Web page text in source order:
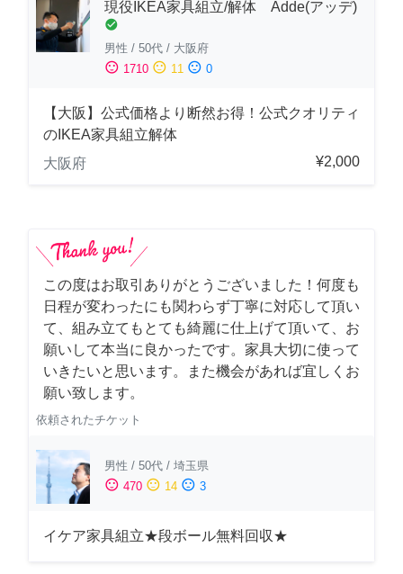
現役IKEA家具組立/解体 Adde(アッデ)
check_circle
男性 / 50代 / 大阪府
sentiment_satisfied 1710 sentiment_neutral 11 sentiment_dissatisfied 0
【大阪】公式価格より断然お得！公式クオリティ
のIKEA家具組立解体
大阪府
¥2,000
この度はお取引ありがとうございました！何度も
日程が変わったにも関わらず丁寧に対応して頂い
て、組み立てもとても綺麗に仕上げて頂いて、お
願いして本当に良かったです。家具大切に使って
いきたいと思います。また機会があれば宜しくお
願い致します。
依頼されたチケット
男性 / 50代 / 埼玉県
sentiment_satisfied 470 sentiment_neutral 14 sentiment_dissatisfied 3
イケア家具組立★段ボール無料回収★